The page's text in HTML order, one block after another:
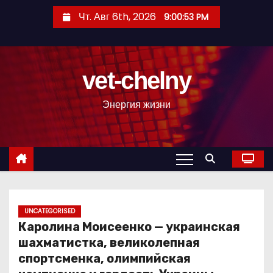
с
Чт. Авг 6th, 2026 9:00:54 PM
vet-chelny
Энергия жизни
UNCATEGORISED
Каролина Моисеенко — украинская
шахматистка, великолепная
спортсменка, олимпийская